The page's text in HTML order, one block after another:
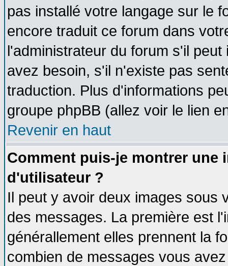
pas installé votre langage sur le
encore traduit ce forum dans
l'administrateur du forum s'il
avez besoin, s'il n'existe pas
traduction. Plus d'informations
groupe phpBB (allez voir le lien
Revenir en haut
Comment puis-je montrer une
d'utilisateur ?
Il peut y avoir deux images sous
des messages. La première est
générallement elles prennent la
combien de messages vous